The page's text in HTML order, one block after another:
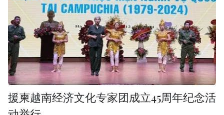
援柬越南经济文化专家团成立45周年纪念活